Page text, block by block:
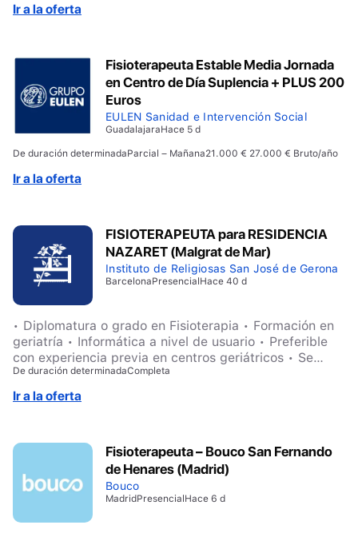
experiencia previa (prácticas del Grado mínimo). –
funciones inherentes a la profesión con objetivos de
excelencia y calidad de trato al usuario.
Ir a la oferta
Fisioterapeuta Estable Media Jornada
en Centro de Día Suplencia + PLUS 200
Euros
EULEN Sanidad e Intervención Social
GuadalajaraHace 5 d
De duración determinadaParcial – Mañana21.000 € 27.000 € Bruto/año
Ir a la oferta
FISIOTERAPEUTA para RESIDENCIA
NAZARET (Malgrat de Mar)
Instituto de Religiosas San José de Gerona
BarcelonaPresencialHace 40 d
• Diplomatura o grado en Fisioterapia • Formación en
geriatría • Informática a nivel de usuario • Preferible
con experiencia previa en centros geriátricos • Se
valorará conocimientos de SAP La persona que
estamos buscando deberá tener las siguientes
competencias: • Compromiso con la organización •
Planificación y calidad • Credibilidad técnica •
De duración determinadaCompleta
Ir a la oferta
Fisioterapeuta – Bouco San Fernando
de Henares (Madrid)
Bouco
MadridPresencialHace 6 d